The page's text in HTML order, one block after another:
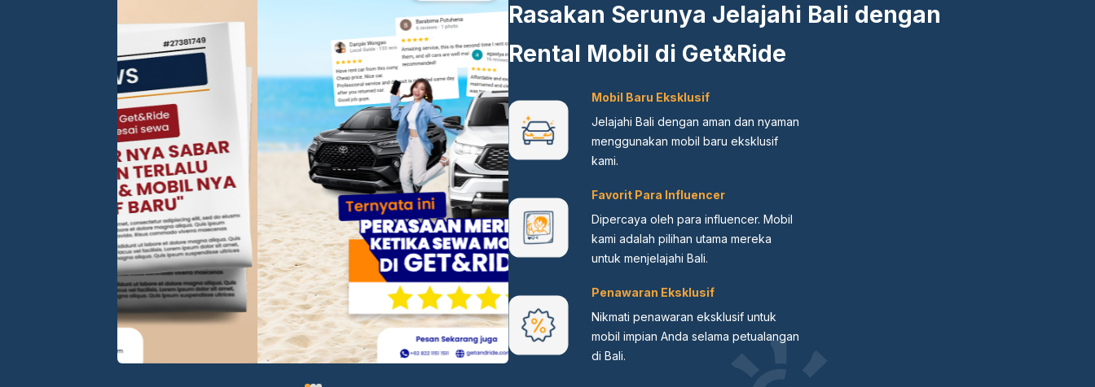
Rasakan Serunya Jelajahi Bali dengan
Rental Mobil di Get&Ride
Mobil Baru Eksklusif
Jelajahi Bali dengan aman dan nyaman
menggunakan mobil baru eksklusif
kami.
Favorit Para Influencer
Dipercaya oleh para influencer. Mobil
kami adalah pilihan utama mereka
untuk menjelajahi Bali.
Penawaran Eksklusif
Nikmati penawaran eksklusif untuk
mobil impian Anda selama petualangan
di Bali.